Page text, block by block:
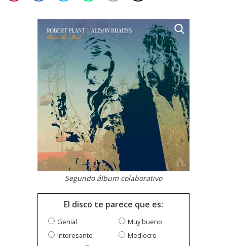
Segundo álbum colaborativo
El disco te parece que es:
Genial
Muy bueno
Interesante
Mediocre